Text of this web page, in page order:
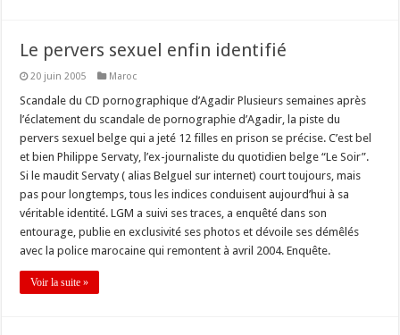
Le pervers sexuel enfin identifié
20 juin 2005 Maroc
Scandale du CD pornographique d’Agadir Plusieurs semaines après
l’éclatement du scandale de pornographie d’Agadir, la piste du
pervers sexuel belge qui a jeté 12 filles en prison se précise. C’est bel
et bien Philippe Servaty, l’ex-journaliste du quotidien belge “Le Soir”.
Si le maudit Servaty ( alias Belguel sur internet) court toujours, mais
pas pour longtemps, tous les indices conduisent aujourd’hui à sa
véritable identité. LGM a suivi ses traces, a enquêté dans son
entourage, publie en exclusivité ses photos et dévoile ses démêlés
avec la police marocaine qui remontent à avril 2004. Enquête.
Voir la suite »